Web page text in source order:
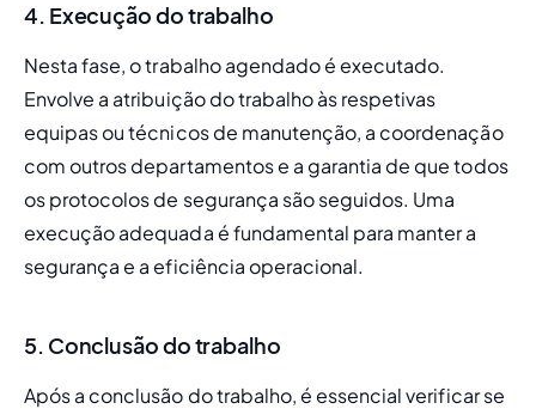
4. Execução do trabalho
Nesta fase, o trabalho agendado é executado.
Envolve a atribuição do trabalho às respetivas
equipas ou técnicos de manutenção, a coordenação
com outros departamentos e a garantia de que todos
os protocolos de segurança são seguidos. Uma
execução adequada é fundamental para manter a
segurança e a eficiência operacional.
5. Conclusão do trabalho
Após a conclusão do trabalho, é essencial verificar se